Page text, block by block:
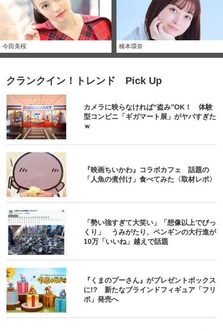
今田美桜 橋本環奈
クランクイン！トレンド Pick Up
カメラに映らなければ“盗み”OK！ 体験
型コンビニ「ギガマート展」がヤバすぎた
ｗ
『映画ちいかわ』コラボカフェ 話題の
「人魚の煮付け」食べてみた〈取材レポ〉
「勢い強すぎて大笑い」「想像以上でびっ
くり」 うみがたり、ペンギンの大行進が
10万「いいね」越えで話題
『くまのプーさん』がプレゼントボックス
に!? 新たなブラインドフィギュア「フリ
ポ」発売へ